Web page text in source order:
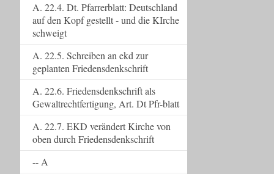
A. 22.4. Dt. Pfarrerblatt: Deutschland
auf den Kopf gestellt - und die KIrche
schweigt
A. 22.5. Schreiben an ekd zur
geplanten Friedensdenkschrift
A. 22.6. Friedensdenkschrift als
Gewaltrechtfertigung, Art. Dt Pfr-blatt
A. 22.7. EKD verändert Kirche von
oben durch Friedensdenkschrift
-- A